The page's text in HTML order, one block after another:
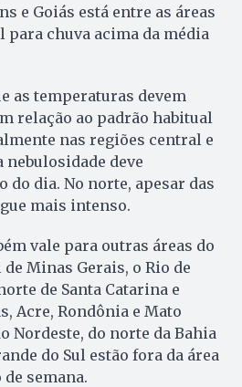
e Goiás está entre as áreas
chuva acima da média
as temperaturas devem
relação ao padrão habitual
nas regiões central e
nebulosidade deve
do dia. No norte, apesar das
mais intenso.
vale para outras áreas do
Minas Gerais, o Rio de
de Santa Catarina e
Acre, Rondônia e Mato
Nordeste, do norte da Bahia
do Sul estão fora da área
semana.